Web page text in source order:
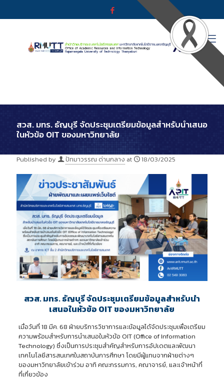
สวส. มทร. ธัญบุรี จัดประชุมเตรียมข้อมูลสำหรับนำเสนอ
ในหัวข้อ OIT ของมหาวิทยาลัย
Published by ปัทมาวรรณ ด่านกลาง at 18/03/2025
สวส. มทร. ธัญบุรี จัดประชุมเตรียมข้อมูลสำหรับนำ
เสนอในหัวข้อ OIT ของมหาวิทยาลัย
เมื่อวันที่ 18 มีค. 68 ฝ่ายบริการวิชาการและข้อมูลได้จัดประชุมเพื่อเตรียม
ความพร้อมสำหรับการนำเสนอในหัวข้อ OIT (Office of Information
Technology) ซึ่งเป็นการประชุมสำคัญสำหรับการอัปเดตและพัฒนา
เทคโนโลยีสารสนเทศในสถาบันการศึกษา โดยมีผู้แทนจากฝ่ายต่างๆ
ของมหาวิทยาลัยเข้าร่วม อาทิ คณะกรรมการ, คณาจารย์, และเจ้าหน้าที่
ที่เกี่ยวข้อง